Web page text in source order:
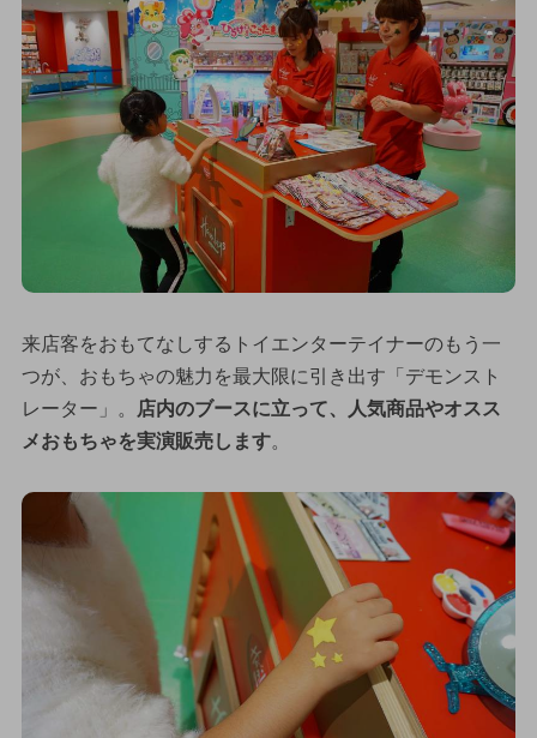
来店客をおもてなしするトイエンターテイナーのもう一
つが、おもちゃの魅力を最大限に引き出す「デモンスト
レーター」。
店内のブースに立って、人気商品やオスス
メおもちゃを実演販売します。